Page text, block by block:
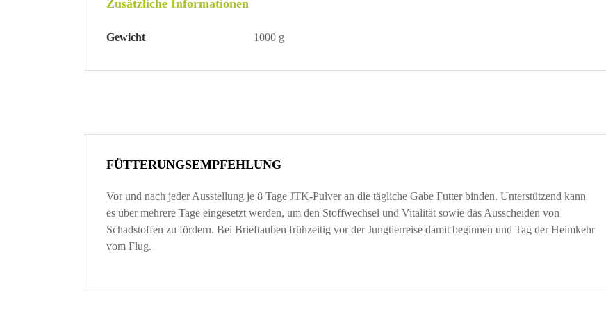
Zusätzliche Informationen
Gewicht 1000 g
FÜTTERUNGSEMPFEHLUNG
Vor und nach jeder Ausstellung je 8 Tage JTK-Pulver an die tägliche Gabe Futter binden. Unterstützend kann
es über mehrere Tage eingesetzt werden, um den Stoffwechsel und Vitalität sowie das Ausscheiden von
Schadstoffen zu fördern. Bei Brieftauben frühzeitig vor der Jungtierreise damit beginnen und Tag der Heimkehr
vom Flug.